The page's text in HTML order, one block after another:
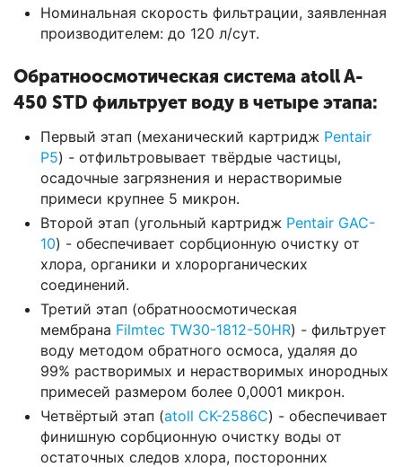
Номинальная скорость фильтрации, заявленная
производителем: до 120 л/сут.
Обратноосмотическая система atoll A-
450 STD фильтрует воду в четыре этапа:
Первый этап (механический картридж Pentair
P5) - отфильтровывает твёрдые частицы,
осадочные загрязнения и нерастворимые
примеси крупнее 5 микрон.
Второй этап (угольный картридж Pentair GAC-
10) - обеспечивает сорбционную очистку от
хлора, органики и хлорорганических
соединений.
Третий этап (обратноосмотическая
мембрана Filmtec TW30-1812-50HR) - фильтрует
воду методом обратного осмоса, удаляя до
99% растворимых и нерастворимых инородных
примесей размером более 0,0001 микрон.
Четвёртый этап (atoll CK-2586C) - обеспечивает
финишную сорбционную очистку воды от
остаточных следов хлора, посторонних